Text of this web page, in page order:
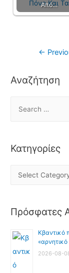
Από…
←
Αναζήτηση
Κατηγορίες
Πρόσφατες
Κβαντικό
2026-08-